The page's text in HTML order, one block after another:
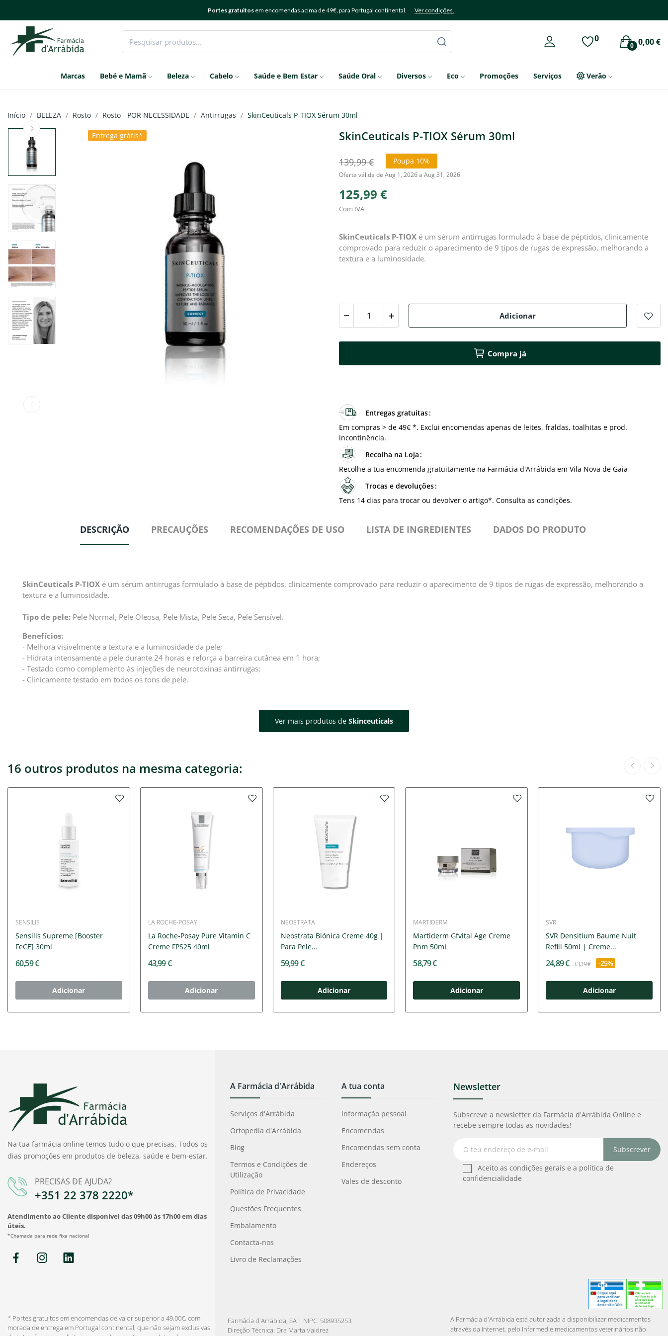
Portes gratuitos em encomendas acima de 49€, para Portugal continental. Ver condições.
0 0,00 €
0
Marcas Bebé e Mamã Beleza Cabelo Saúde e Bem Estar Saúde Oral Diversos Eco Promoções Serviços Verão
Início BELEZA Rosto Rosto - POR NECESSIDADE Antirrugas SkinCeuticals P-TIOX Sérum 30ml
Entrega grátis* SkinCeuticals P-TIOX Sérum 30ml
139,99 € Poupa 10%
Oferta válida de Aug 1, 2026 a Aug 31, 2026
125,99 €
Com IVA
SkinCeuticals P-TIOX é um sérum antirrugas formulado à base de péptidos, clinicamente
comprovado para reduzir o aparecimento de 9 tipos de rugas de expressão, melhorando a
textura e a luminosidade.
Adicionar
Compra já
Entregas gratuitas
Em compras > de 49€ *. Exclui encomendas apenas de leites, fraldas, toalhitas e prod.
incontinência.
Recolha na Loja
Recolhe a tua encomenda gratuitamente na Farmácia d'Arrábida em Vila Nova de Gaia
Trocas e devoluções
Tens 14 dias para trocar ou devolver o artigo*. Consulta as condições.
DESCRIÇÃO PRECAUÇÕES RECOMENDAÇÕES DE USO ⁠LISTA DE INGREDIENTES DADOS DO PRODUTO
SkinCeuticals P-TIOX é um sérum antirrugas formulado à base de péptidos, clinicamente comprovado para reduzir o aparecimento de 9 tipos de rugas de expressão, melhorando a
textura e a luminosidade.
Tipo de pele: Pele Normal, Pele Oleosa, Pele Mista, Pele Seca, Pele Sensível.
Benefícios:
- Melhora visivelmente a textura e a luminosidade da pele;
- Hidrata intensamente a pele durante 24 horas e reforça a barreira cutânea em 1 hora;
- Testado como complemento às injeções de neurotoxinas antirrugas;
- Clinicamente testado em todos os tons de pele.
Ver mais produtos de Skinceuticals
16 outros produtos na mesma categoria:
SENSILIS
Sensilis Supreme [Booster
FeCE] 30ml
60,59 €
Adicionar
LA ROCHE-POSAY
La Roche-Posay Pure Vitamin C
Creme FPS25 40ml
43,99 €
Adicionar
NEOSTRATA
Neostrata Biónica Creme 40g |
Para Pele...
59,99 €
Adicionar
MARTIDERM
Martiderm Gfvital Age Creme
Pnm 50mL
58,79 €
Adicionar
SVR
SVR Densitium Baume Nuit
Refill 50ml | Creme...
24,89 € 33,19 € -25%
Adicionar
Na tua farmácia online temos tudo o que precisas. Todos os
dias promoções em produtos de beleza, saúde e bem-estar.
PRECISAS DE AJUDA?
+351 22 378 2220*
Atendimento ao Cliente disponível das 09h00 às 17h00 em dias
úteis.
*Chamada para rede fixa nacional
A Farmácia d'Arrábida
Serviços d'Arrábida
Ortopedia d'Arrábida
Blog
Termos e Condições de
Utilização
Política de Privacidade
Questões Frequentes
Embalamento
Contacta-nos
Livro de Reclamações
A tua conta
Informação pessoal
Encomendas
Encomendas sem conta
Endereços
Vales de desconto
Newsletter
Subscreve a newsletter da Farmácia d'Arrábida Online e
recebe sempre todas as novidades!
Subscrever
Aceito as condições gerais e a política de
confidencialidade
* Portes gratuitos em encomendas de valor superior a 49,00€, com
morada de entrega em Portugal continental, que não sejam exclusivas
Farmácia d'Arrábida, SA | NIPC: 508935253
Direção Técnica: Dra Marta Valdrez
A Farmácia d'Arrábida está autorizada a disponibilizar medicamentos
através da Internet, pelo Infarmed e medicamentos veterinários não